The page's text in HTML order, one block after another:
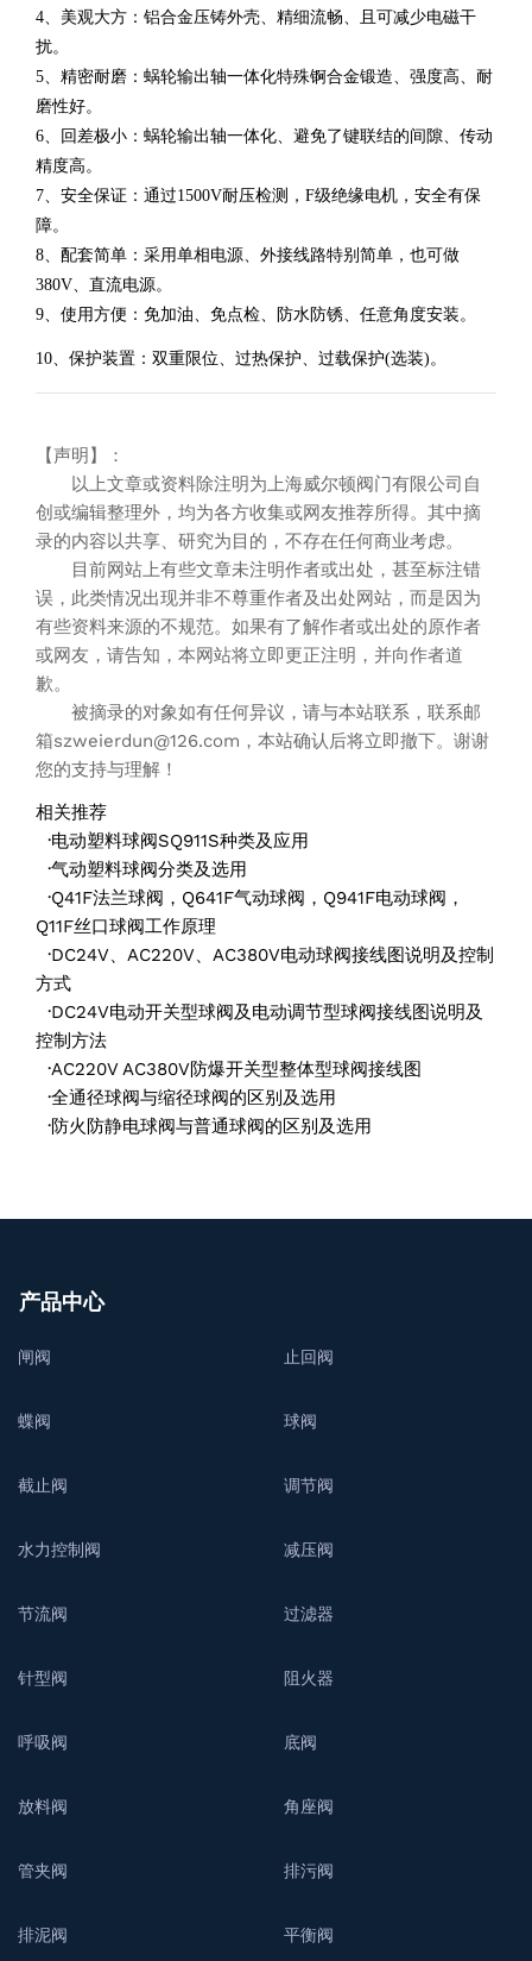
4、美观大方：铝合金压铸外壳、精细流畅、且可减少电磁干
扰。
5、精密耐磨：蜗轮输出轴一体化特殊锕合金锻造、强度高、耐
磨性好。
6、回差极小：蜗轮输出轴一体化、避免了键联结的间隙、传动
精度高。
7、安全保证：通过1500V耐压检测，F级绝缘电机，安全有保
障。
8、配套简单：采用单相电源、外接线路特别简单，也可做
380V、直流电源。
9、使用方便：免加油、免点检、防水防锈、任意角度安装。
10、保护装置：双重限位、过热保护、过载保护(选装)。
【声明】：
以上文章或资料除注明为上海威尔顿阀门有限公司自
创或编辑整理外，均为各方收集或网友推荐所得。其中摘
录的内容以共享、研究为目的，不存在任何商业考虑。
目前网站上有些文章未注明作者或出处，甚至标注错
误，此类情况出现并非不尊重作者及出处网站，而是因为
有些资料来源的不规范。如果有了解作者或出处的原作者
或网友，请告知，本网站将立即更正注明，并向作者道
歉。
被摘录的对象如有任何异议，请与本站联系，联系邮
箱szweierdun@126.com，本站确认后将立即撤下。谢谢
您的支持与理解！
相关推荐
·电动塑料球阀SQ911S种类及应用
·气动塑料球阀分类及选用
·Q41F法兰球阀，Q641F气动球阀，Q941F电动球阀，
Q11F丝口球阀工作原理
·DC24V、AC220V、AC380V电动球阀接线图说明及控制
方式
·DC24V电动开关型球阀及电动调节型球阀接线图说明及
控制方法
·AC220V AC380V防爆开关型整体型球阀接线图
·全通径球阀与缩径球阀的区别及选用
·防火防静电球阀与普通球阀的区别及选用
产品中心
闸阀 止回阀
蝶阀 球阀
截止阀 调节阀
水力控制阀 减压阀
节流阀 过滤器
针型阀 阻火器
呼吸阀 底阀
放料阀 角座阀
管夹阀 排污阀
排泥阀 平衡阀